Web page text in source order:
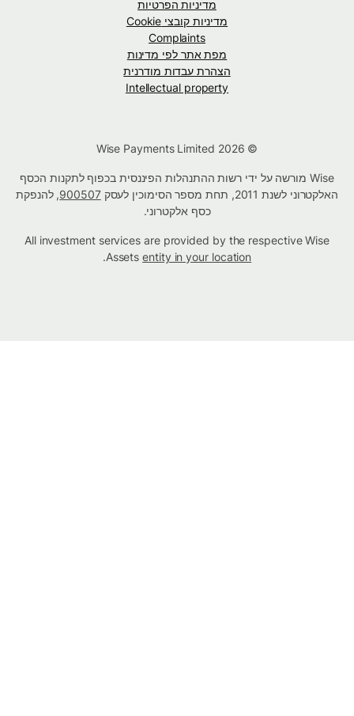
מדיניות הפרטיות
מדיניות קובצי Cookie
Complaints
מפת אתר לפי מדינות
הצהרת עבדות מודרנית
Intellectual property
Wise מורשה על ידי רשות ההתנהלות הפיננסית בכפוף לתקנות הכסף
האלקטרוני לשנת 2011, תחת מספר הסימוכין לעסק
900507, להנפקת
כסף אלקטרוני.
All investment services are provided by the respective Wise
Assetsentity in your location
.